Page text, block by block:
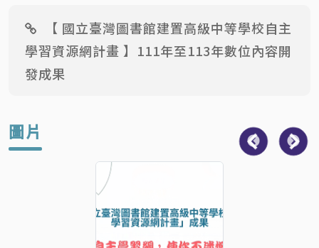
【 國立臺灣圖書館建置高級中等學校自主
學習資源網計畫 】111年至113年數位內容開
發成果
圖片